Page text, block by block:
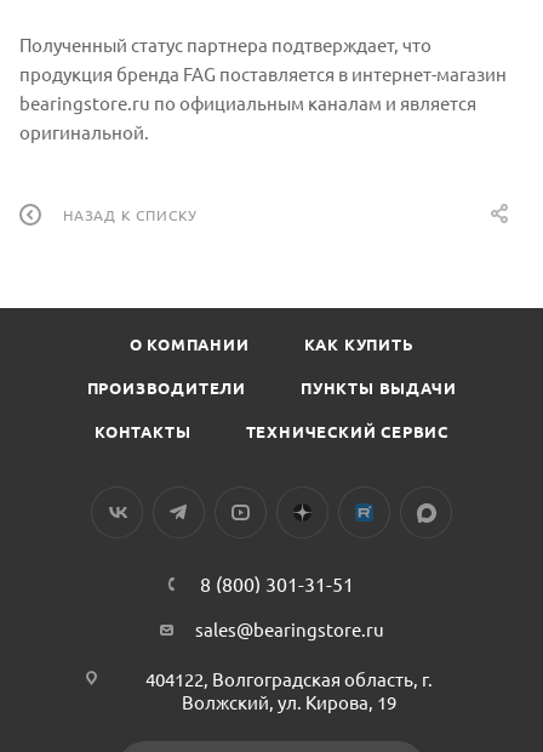
Полученный статус партнера подтверждает, что
продукция бренда FAG поставляется в интернет-магазин
bearingstore.ru по официальным каналам и является
оригинальной.
НАЗАД К СПИСКУ
О КОМПАНИИ КАК КУПИТЬ
ПРОИЗВОДИТЕЛИ ПУНКТЫ ВЫДАЧИ
КОНТАКТЫ ТЕХНИЧЕСКИЙ СЕРВИС
8 (800) 301-31-51
sales@bearingstore.ru
404122, Волгоградская область, г.
Волжский, ул. Кирова, 19